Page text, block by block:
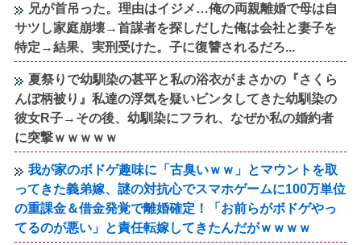
兄が首吊った。理由はイジメ…俺の両親離婚で母は自
サツし家庭崩壊→首謀者を探しだした俺は会社と妻子を
特定→結果、実刑受けた。子に復讐されるだろ...
夏祭りで幼馴染の甚平と私の浴衣がまさかの『さくら
んぼ柄被り』私達の浮気を疑いビンタしてきた幼馴染の
彼女R子→その後、幼馴染にフラれ、なぜか私の婚約者
に突撃ｗｗｗｗｗ
我が家のボドゲ趣味に「古臭いｗｗ」とマウントを取
ってきた義弟嫁、謎の対抗心でスマホゲームに100万単位
の重課金＆借金発覚で離婚確定！「お前らがボドゲやっ
てるのが悪い」と責任転嫁してきたんだがｗｗｗｗ